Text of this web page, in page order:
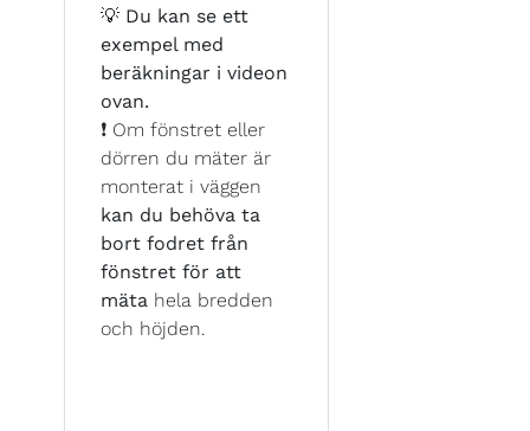
💡 Du kan se ett
exempel med
beräkningar i videon
ovan.
❗ Om fönstret eller
dörren du mäter är
monterat i väggen
kan du behöva ta
bort fodret från
fönstret för att
mäta hela bredden
och höjden.